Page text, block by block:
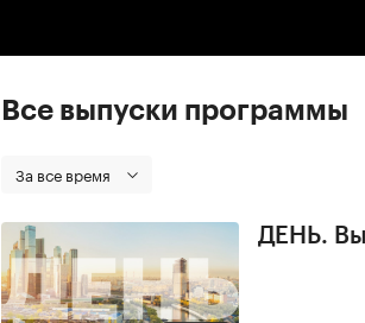
Все выпуски программы
За все время
ДЕНЬ.